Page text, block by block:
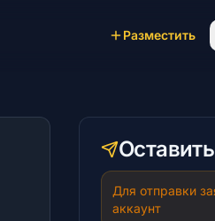
Разместить
Для отправки
аккаунт